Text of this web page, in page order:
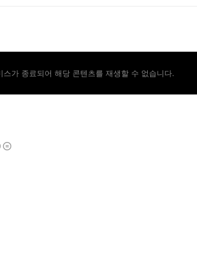
스가 종료되어 해당 콘텐츠를 재생할 수 없습니다.